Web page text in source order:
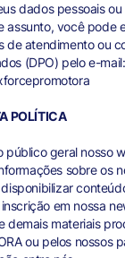
dados pessoais
assunto, você pode
de atendimento ou
(DPO) pelo e-mail:
POLÍTICA
público geral nosso
sobre os
em nossa
demais materiais
ou pelos nossos